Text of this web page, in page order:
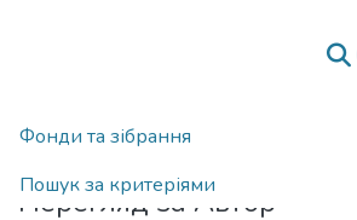
Фонди та зібрання
Пошук за критеріями
Головна Переглянути за автором
Перегляд за Автор